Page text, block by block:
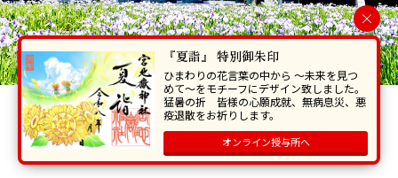
当ホームページで掲載の写真・イラスト等を無断で転写･複製することを
禁じます。
Copyright © Miyajidake Jinjya , All Rights Reserved.
×
『夏詣』 特別御朱印
ひまわりの花言葉の中から 〜未来を見つ
めて〜をモチーフにデザイン致しました。
猛暑の折 皆様の心願成就、無病息災、悪
疫退散をお祈りします。
オンライン授与所へ